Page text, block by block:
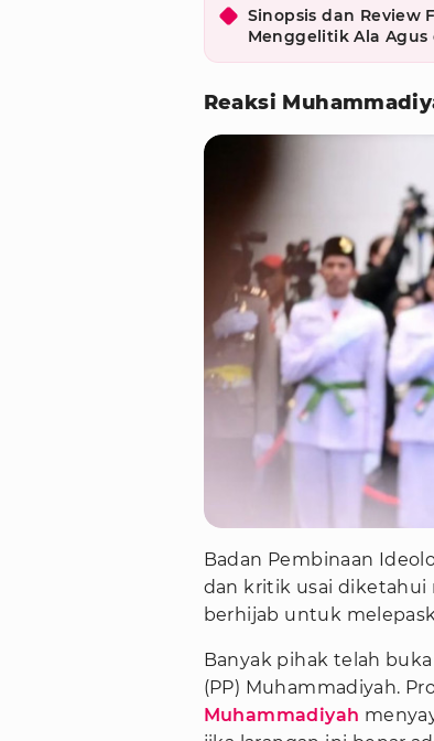
Sinopsis dan Review
Menggelitik Ala Agus
Reaksi
Badan Pembinaan
dan kritik usai diketahui
berhijab untuk
Banyak pihak telah
(PP) Muhammadiyah.
Muhammadiyah